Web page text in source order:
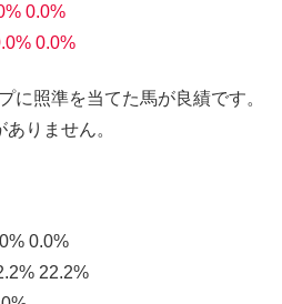
0.0%
0.0%
に照準を当てた馬が良績です。
りません。
0.0%
22.2%